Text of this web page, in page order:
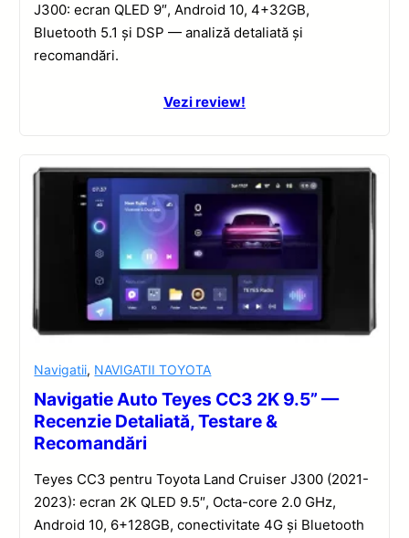
J300: ecran QLED 9″, Android 10, 4+32GB,
Bluetooth 5.1 și DSP — analiză detaliată și
recomandări.
Vezi review!
Navigatii, NAVIGATII TOYOTA
Navigatie Auto Teyes CC3 2K 9.5” —
Recenzie Detaliată, Testare &
Recomandări
Teyes CC3 pentru Toyota Land Cruiser J300 (2021-
2023): ecran 2K QLED 9.5″, Octa-core 2.0 GHz,
Android 10, 6+128GB, conectivitate 4G și Bluetooth